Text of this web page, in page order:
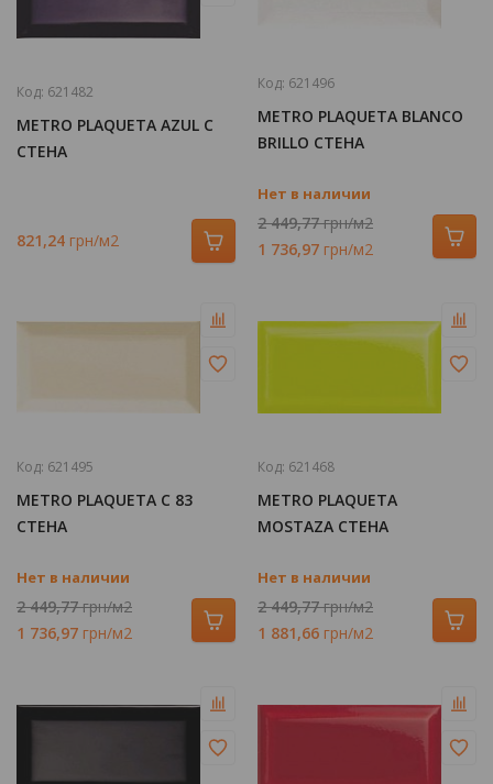
Код: 621482
METRO PLAQUETA AZUL C
СТЕНА
821,24 грн/м2
Код: 621496
METRO PLAQUETA BLANCO
BRILLO СТЕНА
Нет в наличии
2 449,77грн/м2
1 736,97 грн/м2
Код: 621495
METRO PLAQUETA C 83
СТЕНА
Нет в наличии
2 449,77грн/м2
1 736,97 грн/м2
Код: 621468
METRO PLAQUETA
MOSTAZA СТЕНА
Нет в наличии
2 449,77грн/м2
1 881,66 грн/м2